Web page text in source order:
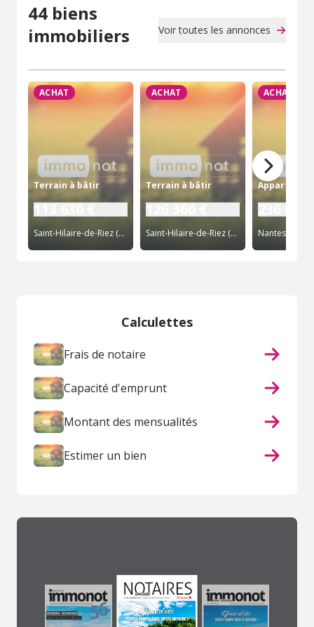
44 biens
immobiliers
Voir toutes les annonces
ACHAT
Terrain à bâtir
Saint-Hilaire-de-Riez (85)
ACHAT
Terrain à bâtir
Saint-Hilaire-de-Riez (85)
ACHAT
Nantes (44)
Calculettes
Frais de notaire
Capacité d'emprunt
Montant des mensualités
Estimer un bien